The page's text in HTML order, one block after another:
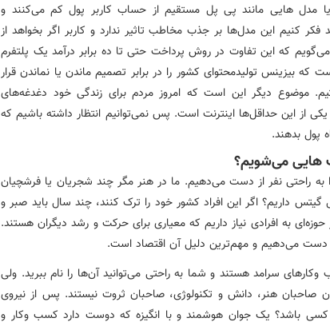
مدل هایی مانند پی پل مستقیم از حساب کاربر پول کم می‌کنند و
کنیم این مدل‌ها بر جذب مخاطب تاثیر ندارد و کاربر اگر بخواهد از
که این تفاوت در روش پرداخت حتی تا ده برابر درآمد یک پلتفرم
که بیزینس تولیدمحتوای کشور را در برابر تصمیم ماندن یا نماندن قرار
موضوع دیگر این است که امروز مردم برای زندگی خود دغدغه‌های
از این حداقل‌ها اینترنت است. پس نمی‌توانیم انتظار داشته باشیم که
پول بدهند.
می‌شویم؟
راحتی نفر از دست می‌دهیم. ما در هنر مگر چند شجریان یا فرشچیان
گیتس داریم؟ اگر این افراد کشور خود را ترک کنند، چند سال باید صبر و
به افرادی نیاز داریم که معیاری برای حرکت و رشد دیگران هستند.
از دست می‌دهیم و مهم‌ترین دلیل آن اقتصاد است.
وکارهای سرامد هستند و شما به راحتی می‌توانید آن‌ها را نام ببرید. ولی
صاحبان هنر، دانش و تکنولوژی، صاحبان ثروت نیستند. پس از نیروی
کسی باشد؟ یک جوان هوشمند و با انگیزه که دوست دارد کسب وکار و